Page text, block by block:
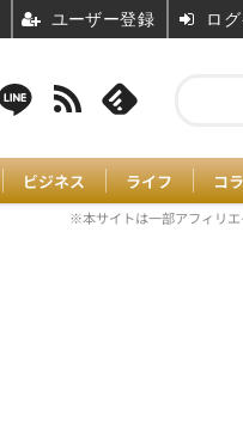
ビジネス ライフ コ
※本サイトは一部アフィリ
ユーザー登録 ロ